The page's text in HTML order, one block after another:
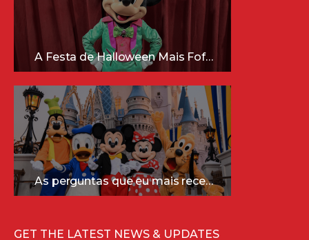
A Festa de Halloween Mais Fofa da Disney Está Chegando!
As perguntas que eu mais recebo sobre a Disney (e as respostas mais sinceras!)
GET THE LATEST NEWS & UPDATES